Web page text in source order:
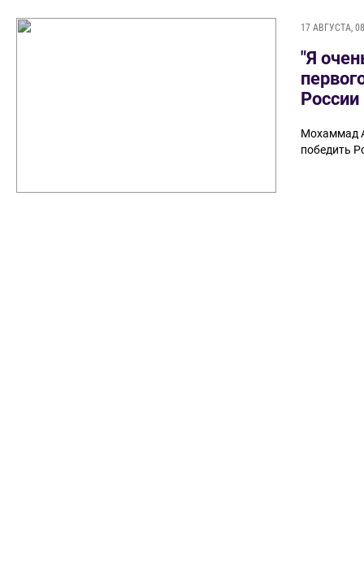
17 АВГУСТА,
"Я
России
Мохаммад
победить